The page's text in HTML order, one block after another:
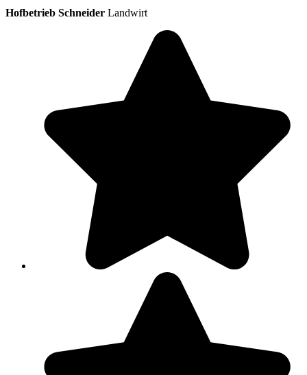
Hofbetrieb Schneider Landwirt